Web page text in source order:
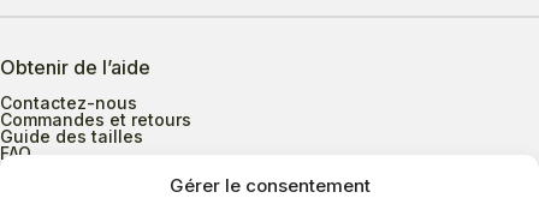
Gérer le consentement
Obtenir de l’aide
Contactez-nous
Commandes et retours
Guide des tailles
FAQ